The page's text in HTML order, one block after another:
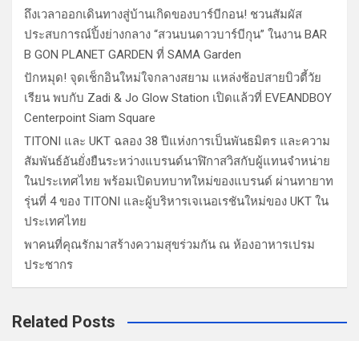
ถึงเวลาออกเดินทางสู่บ้านเกิดของบาร์บีกอน! ชวนสัมผัส
ประสบการณ์ปิ้งย่างกลาง “สวนบนดาวบาร์บีกุน” ในงาน BAR
B GON PLANET GARDEN ที่ SAMA Garden
ปักหมุด! จุดเช็กอินใหม่ใจกลางสยาม แหล่งช้อปสายบิวตี้วัย
เรียน พบกับ Zadi & Jo Glow Station เปิดแล้วที่ EVEANDBOY
Centerpoint Siam Square
TITONI และ UKT ฉลอง 38 ปีแห่งการเป็นพันธมิตร และความ
สัมพันธ์อันยั่งยืนระหว่างแบรนด์นาฬิกาสวิสกับผู้แทนจำหน่าย
ในประเทศไทย พร้อมเปิดบทบาทใหม่ของแบรนด์ ผ่านทายาท
รุ่นที่ 4 ของ TITONI และผู้บริหารเจเนอเรชันใหม่ของ UKT ใน
ประเทศไทย
พาคนที่คุณรักมาสร้างความสุขร่วมกัน ณ ห้องอาหารเปรม
ประชากร
Related Posts